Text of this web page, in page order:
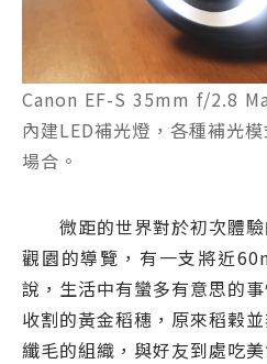
Canon EF-S 35mm f/2.8
內建LED補光燈，各種補光
場合。
微距的世界對於初次體驗
觀園的導覽，有一支將近
說，生活中有蠻多有意思的
收割的黃金稻穗，原來稻穀
纖毛的組織，與好友到處吃